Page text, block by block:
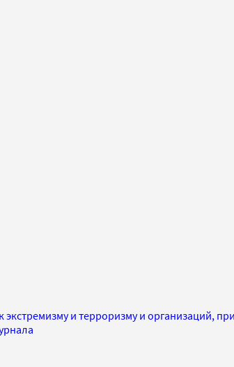
экстремизму и терроризму и организаций,